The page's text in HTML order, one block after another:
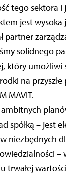
tego sektora i
jest wysoka
partner
solidnego
który umożliwi
na przyszłe
MAVIT.
ambitnych
spółką – jest
niezbędnych
trwałej